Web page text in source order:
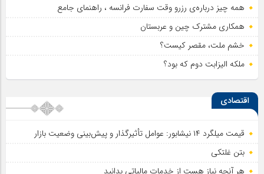
همه چیز درباره‌ی رزرو وقت سفارت فرانسه ، راهنمای جامع
همکاری مشترک چین و عربستان
خشم ملت، مقصر کیست؟
ملکه الیزابت دوم که بود؟
اقتصادی
قیمت میلگرد ۱۴ نیشابور: عوامل تأثیرگذار و پیش‌بینی وضعیت بازار
بتن غلتکی
هر آنچه نیاز هست از خدمات مالیاتی بدانید